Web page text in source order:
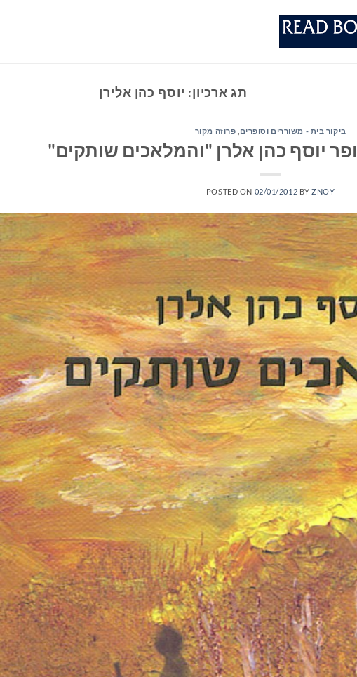
תג ארכיון: יוסף כהן אלירן
ביקור בית - משוררים וסופרים פרוזה מקור
יוסף כהן אלרן "והמלאכים שותקים"
POSTED ON 02/01/2012 BYZNOY